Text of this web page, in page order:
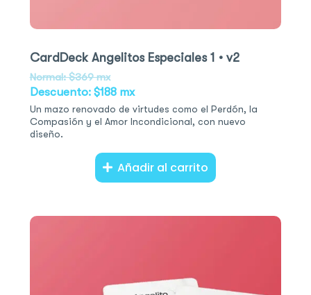
CardDeck Angelitos Especiales 1 • v2
Normal: $369 mx
Descuento: $188 mx
Un mazo renovado de virtudes como el Perdón, la
Compasión y el Amor Incondicional, con nuevo
diseño.
Añadir al carrito